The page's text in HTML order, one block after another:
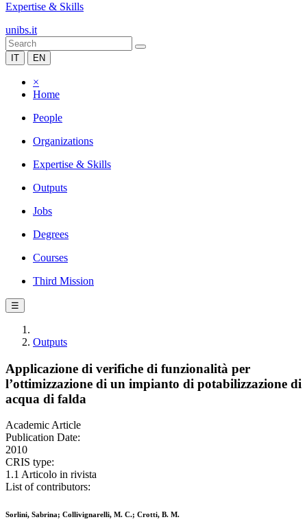
Expertise & Skills
unibs.it
IT EN
×
Home
People
Organizations
Expertise & Skills
Outputs
Jobs
Degrees
Courses
Third Mission
☰
Outputs
Applicazione di verifiche di funzionalità per
l’ottimizzazione di un impianto di potabilizzazione di
acqua di falda
Academic Article
Publication Date:
2010
CRIS type:
1.1 Articolo in rivista
List of contributors:
Sorlini, Sabrina; Collivignarelli, M. C.; Crotti, B. M.